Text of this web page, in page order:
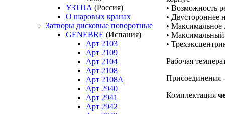
УЗТПА (Россия)
О шаровых кранах
Затворы дисковые поворотные
GENEBRE (Испания)
Арт 2103
Арт 2109
Арт 2104
Арт 2108
Арт 2108A
Арт 2940
Арт 2941
Арт 2942
• Возможность
• Двустороннее
• Максимальное
• Максимальный
•
Рабочая
Присоединения
Комплектация